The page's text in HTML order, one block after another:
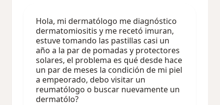
Hola, mi dermatólogo me diagnóstico
dermatomiositis y me recetó imuran,
estuve tomando las pastillas casi un
año a la par de pomadas y protectores
solares, el problema es qué desde hace
un par de meses la condición de mi piel
a empeorado, debo visitar un
reumatólogo o buscar nuevamente un
dermatólo?